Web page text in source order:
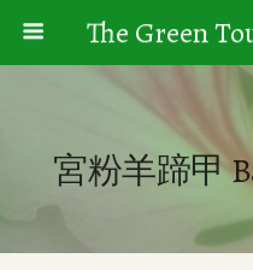
宮粉羊蹄甲